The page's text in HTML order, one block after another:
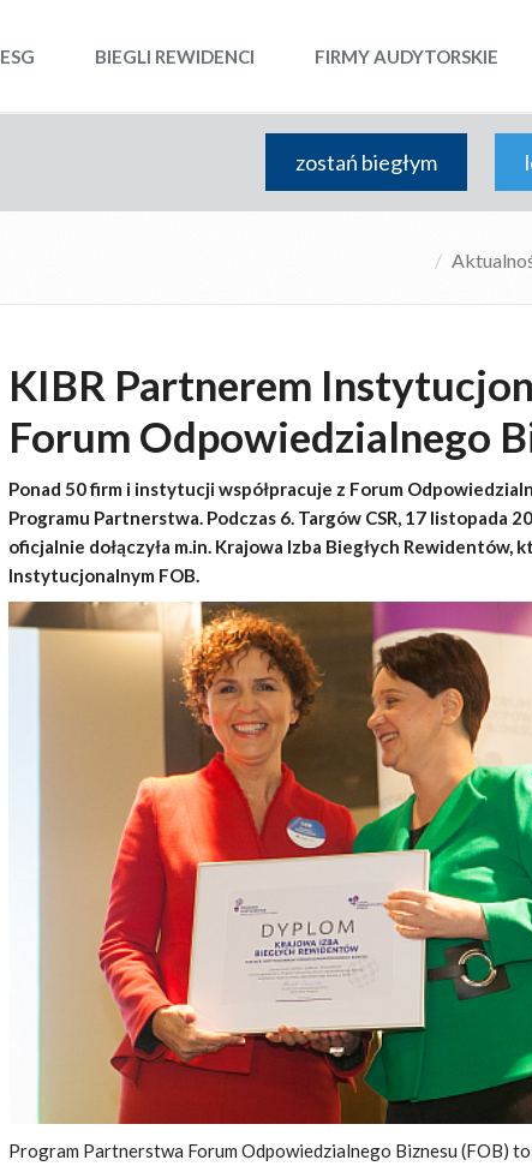
ESG BIEGLI REWIDENCI FIRMY AUDYTORSKIE
zostań biegłym
KIBR Partnerem
Forum Odpowiedzialnego
Ponad 50 firm i instytucji współpracuje z Forum
Programu Partnerstwa. Podczas 6. Targów CSR, 17 listopada
oficjalnie dołączyła m.in. Krajowa Izba Biegłych Rewidentów,
Instytucjonalnym FOB.
Program Partnerstwa Forum Odpowiedzialnego Biznesu (FOB)